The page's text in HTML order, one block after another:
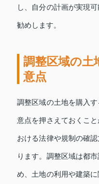
し、自分の計画が実現
勧めします。
調整区域の土
意点
調整区域の土地を購入
意点を押さえておくこ
おける法律や規制の確
ります。調整区域は都
め、土地の利用や建築